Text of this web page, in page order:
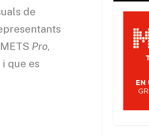
de
Pro,
que es